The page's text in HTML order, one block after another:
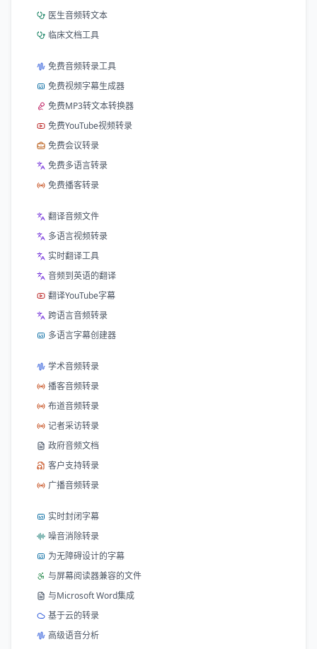
医生音频转文本
临床文档工具
免费音频转录工具
免费视频字幕生成器
免费MP3转文本转换器
免费YouTube视频转录
免费会议转录
免费多语言转录
免费播客转录
翻译音频文件
多语言视频转录
实时翻译工具
音频到英语的翻译
翻译YouTube字幕
跨语言音频转录
多语言字幕创建器
学术音频转录
播客音频转录
布道音频转录
记者采访转录
政府音频文档
客户支持转录
广播音频转录
实时封闭字幕
噪音消除转录
为无障碍设计的字幕
与屏幕阅读器兼容的文件
与Microsoft Word集成
基于云的转录
高级语音分析